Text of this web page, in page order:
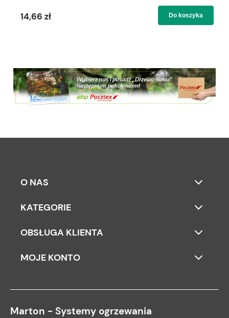
14,66 zł Do koszyka
O NAS
KATEGORIE
OBSŁUGA KLIENTA
MOJE KONTO
Marton - Systemy ogrzewania